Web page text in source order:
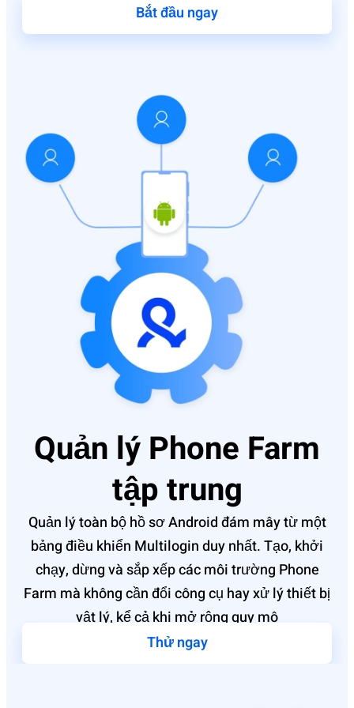
Bắt đầu ngay
Quản lý Phone Farm
tập trung
Quản lý toàn bộ hồ sơ Android đám mây từ một
bảng điều khiển Multilogin duy nhất. Tạo, khởi
chạy, dừng và sắp xếp các môi trường Phone
Farm mà không cần đổi công cụ hay xử lý thiết bị
vật lý, kể cả khi mở rộng quy mô
Thử ngay